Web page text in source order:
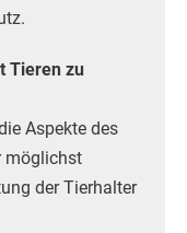
Tieren zu
Aspekte des
möglichst
der Tierhalter